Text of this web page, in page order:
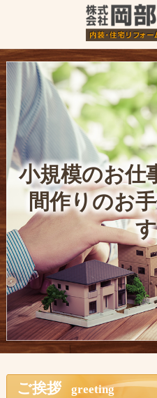
小規模のお仕
間作りのお
ご挨拶 greeting